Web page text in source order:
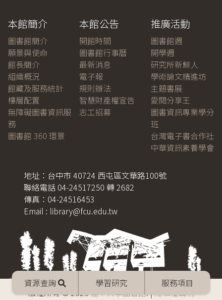
Mobile
menu資源查詢 學習研究 服務項目
本館簡介
圖書館簡介
願景與使命
館長簡介
組織概況
館藏及服務統計
樓層配置
無障礙圖書資訊服
務
圖書館 360 環景
本館公告
開館時間
圖書館行事曆
最新消息
電子報
規則辦法
智慧財產權宣告
志工招募
推廣活動
圖書館週
開學週
研究所新鮮人
學術論文精進坊
主題書展
愛閱分享王
圖書資訊專業學分
班
台灣電子書合作社
中華資訊素養學會
地址：台中市 40724 西屯區文華路100號
聯絡電話 04-24517250 轉 2682
傳真：04-24516453
Email : library@fcu.edu.tw
版權所有 © 2025逢甲大學圖書館. |隱私權聲明